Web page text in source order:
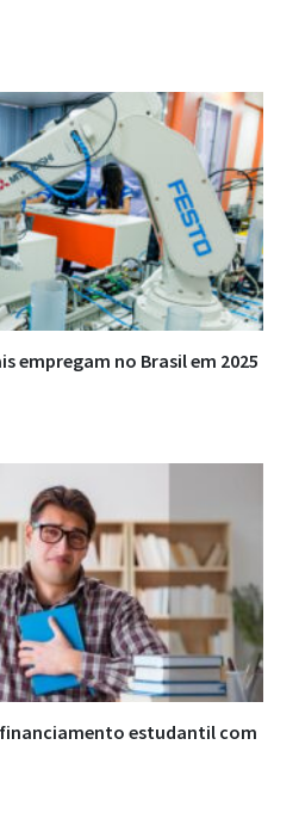
empregam no Brasil em 2025
estudantil com